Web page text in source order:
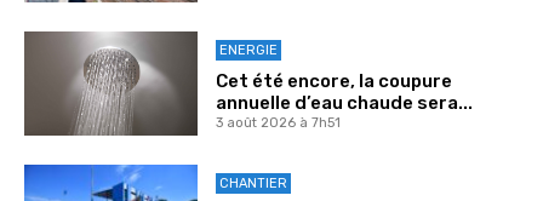
ENERGIE
Cet été encore, la coupure
annuelle d’eau chaude sera...
3 août 2026 à 7h51
CHANTIER